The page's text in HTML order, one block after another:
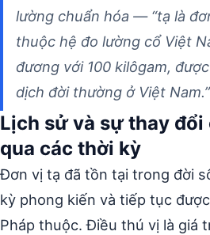
lường chuẩn hóa — “tạ là
thuộc hệ đo lường cổ Việt
đương với 100 kilôgam,
dịch đời thường ở Việt Nam.”
Lịch sử và sự thay đổi
qua các thời kỳ
Đơn vị tạ đã tồn tại trong đời
kỳ phong kiến và tiếp tục
Pháp thuộc. Điều thú vị là giá